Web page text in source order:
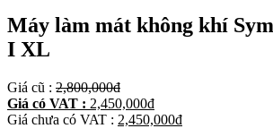
Máy làm mát không khí
I XL
Giá cũ : 2,800,000đ
Giá có VAT : 2,450,000đ
Giá chưa có VAT : 2,450,000đ